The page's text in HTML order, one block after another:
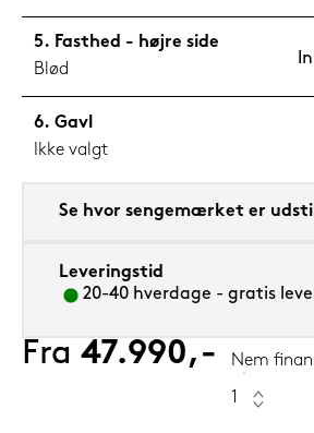
Fasthed - højre side
Blød
Gavl
Ikke valgt
Se hvor sengemærket er
Leveringstid
20-40 hverdage - gratis
Fra 47.990,- Nem